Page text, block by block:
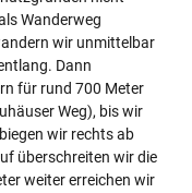
Wanderweg
wir unmittelbar
Dann
für rund 700 Meter
Weg), bis wir
wir rechts ab
überschreiten wir die
weiter erreichen wir